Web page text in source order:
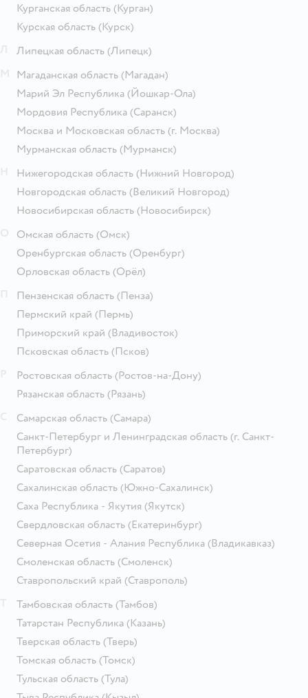
Курганская область (Курган)
Курская область (Курск)
Липецкая область (Липецк)
Магаданская область (Магадан)
Марий Эл Республика (Йошкар-Ола)
Мордовия Республика (Саранск)
Москва и Московская область (г. Москва)
Мурманская область (Мурманск)
Нижегородская область (Нижний Новгород)
Новгородская область (Великий Новгород)
Новосибирская область (Новосибирск)
Омская область (Омск)
Оренбургская область (Оренбург)
Орловская область (Орёл)
Пензенская область (Пенза)
Пермский край (Пермь)
Приморский край (Владивосток)
Псковская область (Псков)
Ростовская область (Ростов-на-Дону)
Рязанская область (Рязань)
Самарская область (Самара)
Санкт-Петербург и Ленинградская область (г. Санкт-
Петербург)
Саратовская область (Саратов)
Сахалинская область (Южно-Сахалинск)
Саха Республика - Якутия (Якутск)
Свердловская область (Екатеринбург)
Северная Осетия - Алания Республика (Владикавказ)
Смоленская область (Смоленск)
Ставропольский край (Ставрополь)
Тамбовская область (Тамбов)
Татарстан Республика (Казань)
Тверская область (Тверь)
Томская область (Томск)
Тульская область (Тула)